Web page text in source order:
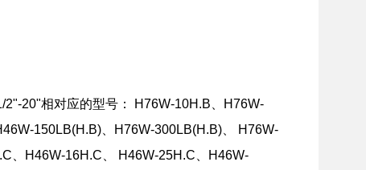
20"相对应的型号： H76W-10H.B、H76W-
150LB(H.B)、H76W-300LB(H.B)、 H76W-
、H46W-16H.C、 H46W-25H.C、H46W-